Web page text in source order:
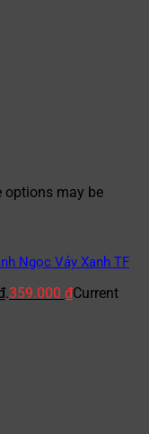
options may be
Ngọc Vảy Xanh TF
359.000 ₫Current